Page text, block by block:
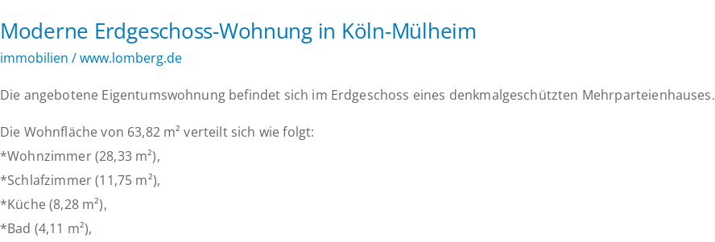
mit
Balkon
Moderne Erdgeschoss-Wohnung in Köln-Mülheim
immobilien /www.lomberg.de
Die angebotene Eigentumswohnung befindet sich im Erdgeschoss eines denkmalgeschützten Mehrparteienhauses.
Die Wohnfläche von 63,82 m² verteilt sich wie folgt:
*Wohnzimmer (28,33 m²),
*Schlafzimmer (11,75 m²),
*Küche (8,28 m²),
*Bad (4,11 m²),